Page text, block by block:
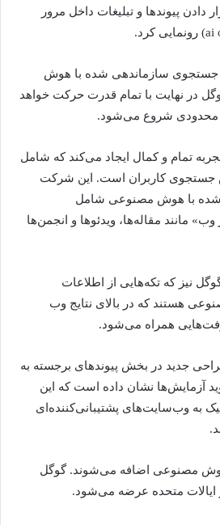
پیوندها و تبلیغات داخل مرور
جستجوی سازماندهی شده با هوش
در نهایت با تمام قدرت حرکت خواهد
محدودی شروع می‌شود.
تمام و کمال ایجاد می‌کند که شامل
جستجوی کاربران است. این شرکت
با هوش مصنوعی شامل
مانند مقاله‌ها، ویدئوها و انجمن‌ها
نیز که تکه‌هایی از اطلاعات
هستند که در بالای نتایج وب
همراه می‌شود.
جدید در بخش پیوندهای برجسته به
نشان داده است که این
به وب‌سایت‌های پشتیبانی‌کننده‌ای
هوش مصنوعی اضافه می‌شوند. گوگل
ایالات متحده عرضه می‌شود.